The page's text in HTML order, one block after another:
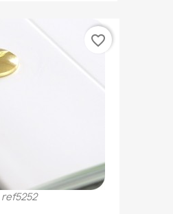
ref5252
favorite_border